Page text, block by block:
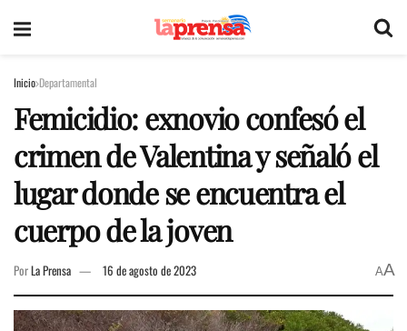
Inicio Departamental
Femicidio: exnovio confesó el
crimen de Valentina y señaló el
lugar donde se encuentra el
cuerpo de la joven
PorLa Prensa 16 de agosto de 2023 AA